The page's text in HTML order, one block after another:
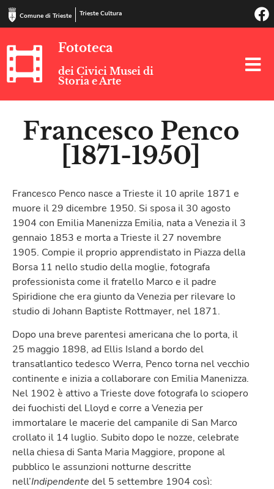
Comune di Trieste Trieste Cultura
Fototeca
dei Civici Musei di
Storia e Arte
Francesco Penco
[1871-1950]
Francesco Penco nasce a Trieste il 10 aprile 1871 e
muore il 29 dicembre 1950. Si sposa il 30 agosto
1904 con Emilia Manenizza Emilia, nata a Venezia il 3
gennaio 1853 e morta a Trieste il 27 novembre
1905. Compie il proprio apprendistato in Piazza della
Borsa 11 nello studio della moglie, fotografa
professionista come il fratello Marco e il padre
Spiridione che era giunto da Venezia per rilevare lo
studio di Johann Baptiste Rottmayer, nel 1871.
Dopo una breve parentesi americana che lo porta, il
25 maggio 1898, ad Ellis Island a bordo del
transatlantico tedesco Werra, Penco torna nel vecchio
continente e inizia a collaborare con Emilia Manenizza.
Nel 1902 è attivo a Trieste dove fotografa lo sciopero
dei fuochisti del Lloyd e corre a Venezia per
immortalare le macerie del campanile di San Marco
crollato il 14 luglio. Subito dopo le nozze, celebrate
nella chiesa di Santa Maria Maggiore, propone al
pubblico le assunzioni notturne descritte
nell’Indipendente del 5 settembre 1904 così: